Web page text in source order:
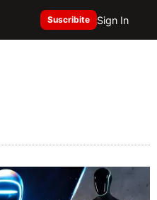
Suscribite Sign In